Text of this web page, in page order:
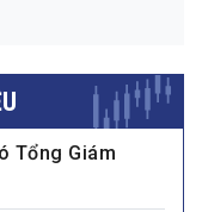
Tổng Giám